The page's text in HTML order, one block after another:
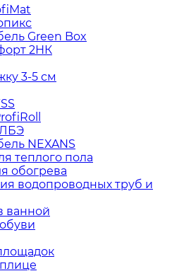
Green Box
2НК
3-5 см
NEXANS
теплого пола
обогрева
водопроводных труб и
ванной